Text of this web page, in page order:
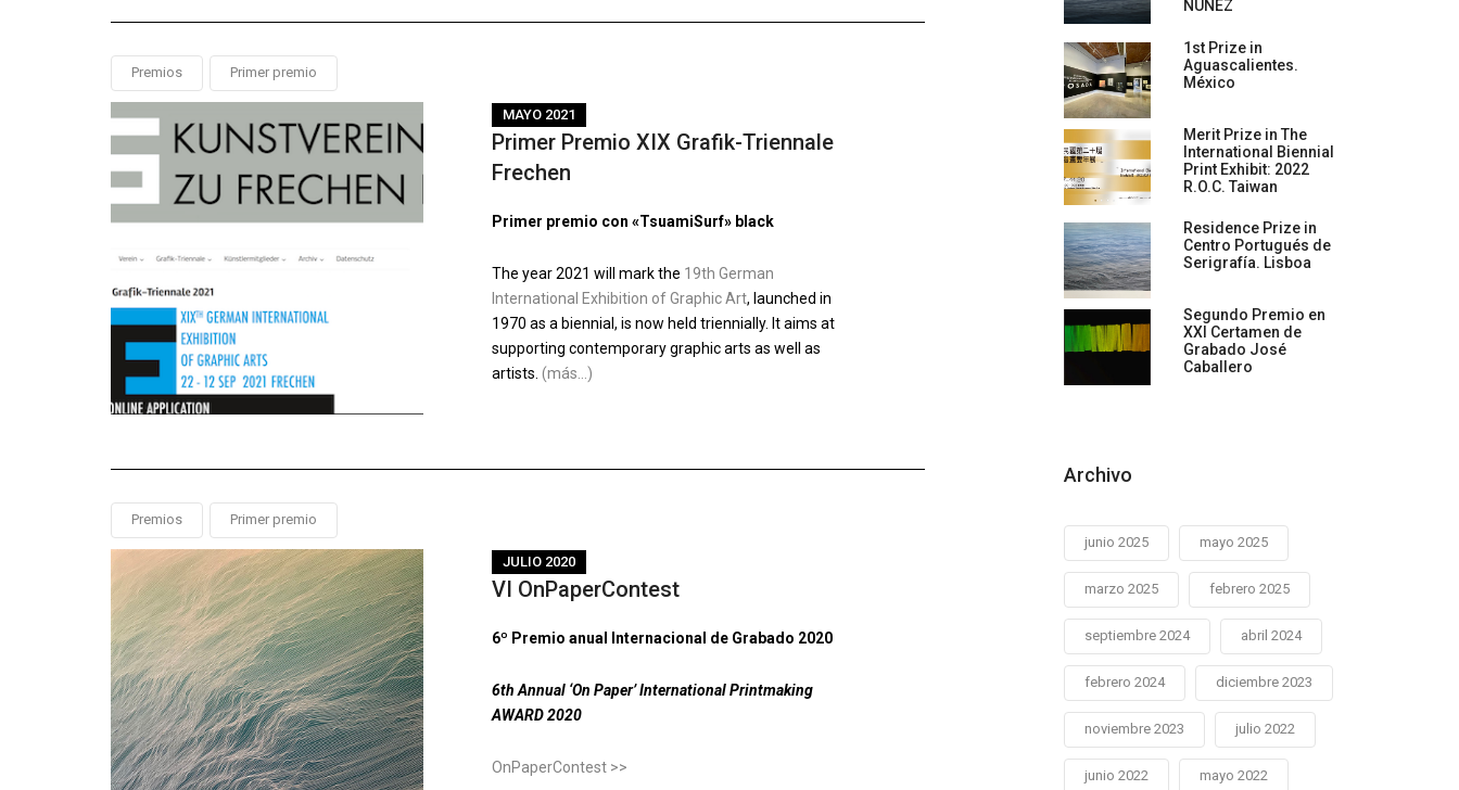
Premios Primer premio
MAYO 2021
Primer Premio XIX Grafik-Triennale
Frechen
Primer premio con «TsuamiSurf» black
The year 2021 will mark the 19th German
International Exhibition of Graphic Art, launched in
1970 as a biennial, is now held triennially. It aims at
supporting contemporary graphic arts as well as
artists.(más…)
Premios Primer premio
JULIO 2020
VI OnPaperContest
6º Premio anual Internacional de Grabado 2020
6th Annual ‘On Paper’ International Printmaking
AWARD 2020
OnPaperContest >>
NUÑEZ
1st Prize in
Aguascalientes.
México
Merit Prize in The
International Biennial
Print Exhibit: 2022
R.O.C. Taiwan
Residence Prize in
Centro Portugués de
Serigrafía. Lisboa
Segundo Premio en
XXI Certamen de
Grabado José
Caballero
Archivo
junio 2025 mayo 2025
marzo 2025 febrero 2025
septiembre 2024 abril 2024
febrero 2024 diciembre 2023
noviembre 2023 julio 2022
junio 2022 mayo 2022